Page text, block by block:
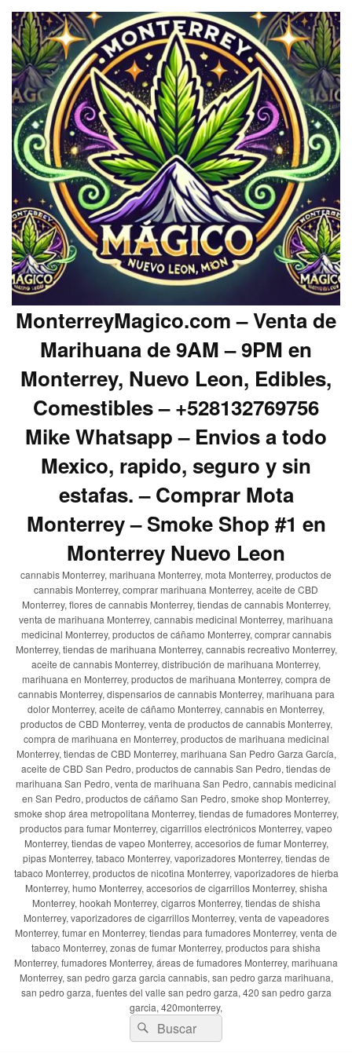
MonterreyMagico.com – Venta de
Marihuana de 9AM – 9PM en
Monterrey, Nuevo Leon, Edibles,
Comestibles – +528132769756
Mike Whatsapp – Envios a todo
Mexico, rapido, seguro y sin
estafas. – Comprar Mota
Monterrey – Smoke Shop #1 en
Monterrey Nuevo Leon
cannabis Monterrey, marihuana Monterrey, mota Monterrey, productos de
cannabis Monterrey, comprar marihuana Monterrey, aceite de CBD
Monterrey, flores de cannabis Monterrey, tiendas de cannabis Monterrey,
venta de marihuana Monterrey, cannabis medicinal Monterrey, marihuana
medicinal Monterrey, productos de cáñamo Monterrey, comprar cannabis
Monterrey, tiendas de marihuana Monterrey, cannabis recreativo Monterrey,
aceite de cannabis Monterrey, distribución de marihuana Monterrey,
marihuana en Monterrey, productos de marihuana Monterrey, compra de
cannabis Monterrey, dispensarios de cannabis Monterrey, marihuana para
dolor Monterrey, aceite de cáñamo Monterrey, cannabis en Monterrey,
productos de CBD Monterrey, venta de productos de cannabis Monterrey,
compra de marihuana en Monterrey, productos de marihuana medicinal
Monterrey, tiendas de CBD Monterrey, marihuana San Pedro Garza García,
aceite de CBD San Pedro, productos de cannabis San Pedro, tiendas de
marihuana San Pedro, venta de marihuana San Pedro, cannabis medicinal
en San Pedro, productos de cáñamo San Pedro, smoke shop Monterrey,
smoke shop área metropolitana Monterrey, tiendas de fumadores Monterrey,
productos para fumar Monterrey, cigarrillos electrónicos Monterrey, vapeo
Monterrey, tiendas de vapeo Monterrey, accesorios de fumar Monterrey,
pipas Monterrey, tabaco Monterrey, vaporizadores Monterrey, tiendas de
tabaco Monterrey, productos de nicotina Monterrey, vaporizadores de hierba
Monterrey, humo Monterrey, accesorios de cigarrillos Monterrey, shisha
Monterrey, hookah Monterrey, cigarros Monterrey, tiendas de shisha
Monterrey, vaporizadores de cigarrillos Monterrey, venta de vapeadores
Monterrey, fumar en Monterrey, tiendas para fumadores Monterrey, venta de
tabaco Monterrey, zonas de fumar Monterrey, productos para shisha
Monterrey, fumadores Monterrey, áreas de fumadores Monterrey, marihuana
Monterrey, san pedro garza garcia cannabis, san pedro garza marihuana,
san pedro garza, fuentes del valle san pedro garza, 420 san pedro garza
garcia, 420monterrey,
Buscar
por:
Buscar